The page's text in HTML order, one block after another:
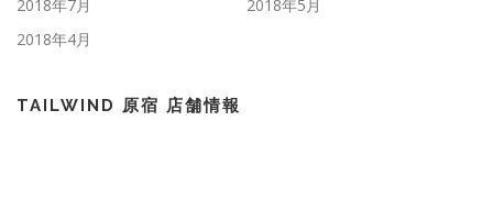
2018年7月
2018年5月
2018年4月
TAILWIND 原宿 店舗情報